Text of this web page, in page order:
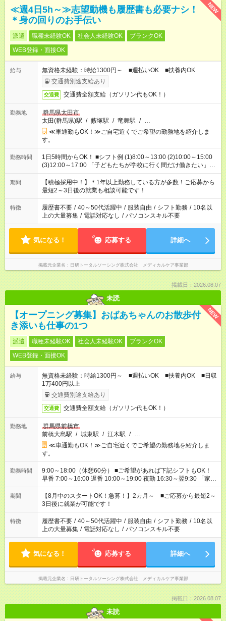
NEW
≪週4日5h～≫志望動機も履歴書も必要ナシ！
＊身の回りのお手伝い
派遣 職種未経験OK 社会人未経験OK
ブランクOK
WEB登録・面接OK
給与
無資格未経験：時給1300円～ ■週払いOK ■扶養内OK
交通費別途支給あり
交通費 交通費全額支給（ガソリン代もOK！）
勤務地
群馬県太田市
太田(群馬県)駅 / 藪塚駅 / 竜舞駅 / …
≪車通勤もOK！≫ご自宅近くでご希望の勤務地を紹介しま
す。
勤務時間
1日5時間からOK！ ■シフト例 (1)8:00～13:00 (2)10:00～15:00
(3)12:00～17:00 「子どもたちが学校に行く間だけ働きたい」
「余裕を持って夕飯の準備がしたい」 「午前中は働いて、午後
はプライベートの時間にしたい」 など、ご希望を教えてくださ
いね。 ※Wワーク希望の方へ 今ご覧のお仕事で希望する勤務時
間と、もう1つのお仕事の勤務時間。 合計で週40時間を超える
場合は応募できません。
期間
【積極採用中！】＊1年以上勤務している方が多数！ご応募から
最短2～3日後の就業も相談可能です！
特徴 履歴書不要 / 40～50代活躍中 / 服装自由 / シフト勤務 / 10名以
上の大量募集 / 電話対応なし / パソコンスキル不要
気になる！ 応募する 詳細へ
掲載元企業名 日研トータルソーシング株式会社 メディカルケア事業部
掲載日：2026.08.07
未読
NEW
【オープニング募集】おばあちゃんのお散歩付
き添いも仕事の1つ
派遣 職種未経験OK 社会人未経験OK
ブランクOK
WEB登録・面接OK
給与
無資格未経験：時給1300円～ ■週払いOK ■扶養内OK ■日収
1万400円以上
交通費別途支給あり
交通費 交通費全額支給（ガソリン代もOK！）
勤務地
群馬県前橋市
前橋大島駅 / 城東駅 / 江木駅 / …
≪車通勤もOK！≫ご自宅近くでご希望の勤務地を紹介しま
す。
勤務時間
9:00～18:00（休憩60分） ■ご希望があれば下記シフトもOK！
早番 7:00～16:00 遅番 10:00～19:00 夜勤 16:30～翌9:30 「家族
と休みを合わせたい」 「余裕を持って夕飯の準備がしたい」
「できれば残業はしたくない」 など、ご希望を教えてください
ね。 ※Wワーク希望の方へ 今ご覧のお仕事で希望する勤務時間
と、もう1つのお仕事の勤務時間。 合計で週40時間を超える場
合は応募できません。
期間
【8月中のスタートOK！急募！】2カ月～ ■ご応募から最短2～
3日後に就業が可能です！
特徴 履歴書不要 / 40～50代活躍中 / 服装自由 / シフト勤務 / 10名以
上の大量募集 / 電話対応なし / パソコンスキル不要
気になる！ 応募する 詳細へ
掲載元企業名 日研トータルソーシング株式会社 メディカルケア事業部
掲載日：2026.08.07
未読